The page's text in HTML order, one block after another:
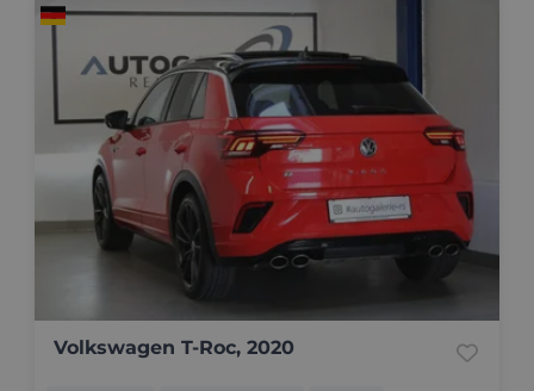
Volkswagen T-Roc, 2020